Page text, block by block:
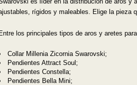
rígidos y maleables. Elige la pieza
Entre los principales tipos de aros y aretes
Collar Millenia Zicornia Swarovski;
Pendientes Attract Soul;
Pendientes Constella;
Pendientes Bella Mini;